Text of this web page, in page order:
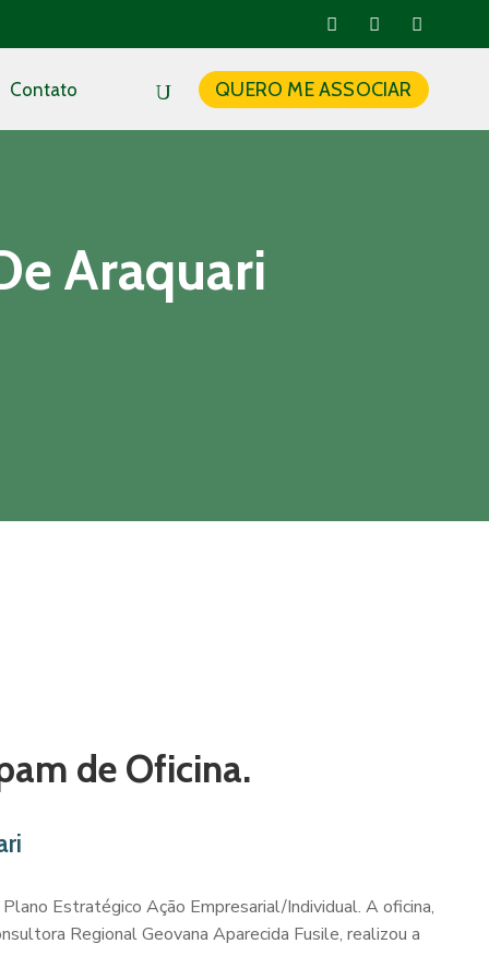
Contato QUERO ME ASSOCIAR
Araquari
de Oficina.
Estratégico Ação Empresarial/Individual. A oficina,
Regional Geovana Aparecida Fusile, realizou a